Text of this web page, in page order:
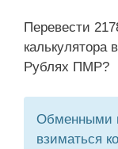
Перевести
калькулятора
Рублях ПМР?
Обменными
взиматься